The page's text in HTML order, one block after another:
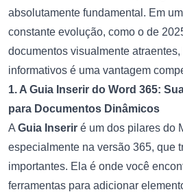
absolutamente fundamental. Em
constante evolução, como o de
documentos visualmente
informativos é uma vantagem
1. A Guia Inserir do Word 365:
para Documentos Dinâmicos
A Guia Inserir é um dos pilares do
especialmente na versão 365, que
importantes. Ela é onde você
ferramentas para adicionar